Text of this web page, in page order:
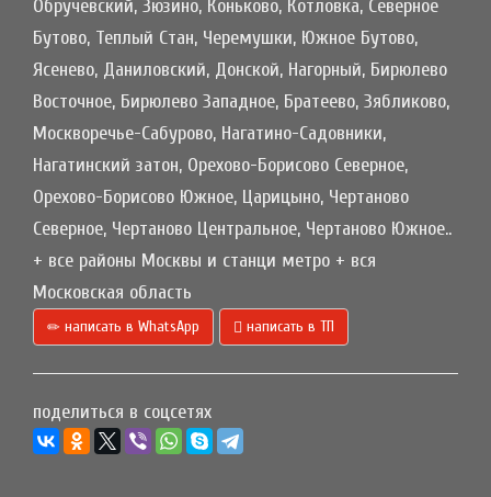
Обручевский, Зюзино, Коньково, Котловка, Северное
Бутово, Теплый Стан, Черемушки, Южное Бутово,
Ясенево, Даниловский, Донской, Нагорный, Бирюлево
Восточное, Бирюлево Западное, Братеево, Зябликово,
Москворечье-Сабурово, Нагатино-Садовники,
Нагатинский затон, Орехово-Борисово Северное,
Орехово-Борисово Южное, Царицыно, Чертаново
Северное, Чертаново Центральное, Чертаново Южное..
+ все районы Москвы и станци метро + вся
Московская область
написать в WhatsApp написать в ТП
поделиться в соцсетях